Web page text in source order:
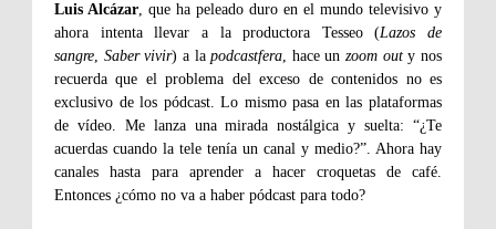
Luis Alcázar, que ha peleado duro en el mundo televisivo y
ahora intenta llevar a la productora Tesseo (Lazos de
sangre, Saber vivir) a lapodcastfera, hace unzoom outy nos
recuerda que el problema del exceso de contenidos no es
exclusivo de los pódcast. Lo mismo pasa en las plataformas
de vídeo. Me lanza una mirada nostálgica y suelta: “¿Te
acuerdas cuando la tele tenía un canal y medio?”. Ahora hay
canales hasta para aprender a hacer croquetas de café.
Entonces ¿cómo no va a haber pódcast para todo?